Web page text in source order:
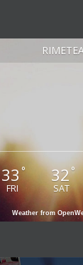
33°
FRI
32°
SAT
Weather from